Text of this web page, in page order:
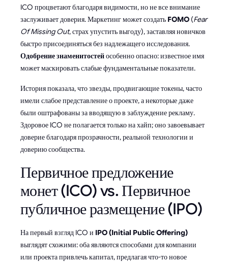
ICO процветают благодаря видимости, но не все внимание
заслуживает доверия. Маркетинг может создать FOMO (Fear
Of Missing Out, страх упустить выгоду), заставляя новичков
быстро присоединяться без надлежащего исследования.
Одобрение знаменитостейособенно опасно: известное имя
может маскировать слабые фундаментальные показатели.
История показала, что звезды, продвигающие токены, часто
имели слабое представление о проекте, а некоторые даже
были оштрафованы за вводящую в заблуждение рекламу.
Здоровое ICO не полагается только на хайп; оно завоевывает
доверие благодаря прозрачности, реальной технологии и
доверию сообщества.
Первичное предложение
монет (ICO) vs. Первичное
публичное размещение (IPO)
На первый взгляд ICO и IPO (Initial Public Offering)
выглядят схожими: оба являются способами для компании
или проекта привлечь капитал, предлагая что-то новое